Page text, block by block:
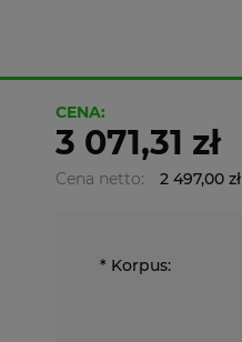
CENA:
3 071,31 zł
Cena netto: 2 497,00 zł
* Korpus: